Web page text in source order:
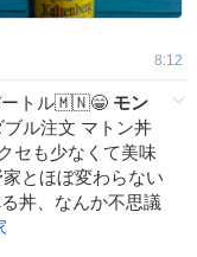
8:12
ートル🇲🇳😁 モン
ル注文 マトン丼
セも少なくて美味
とほぼ変わらない
丼、なんか不思議